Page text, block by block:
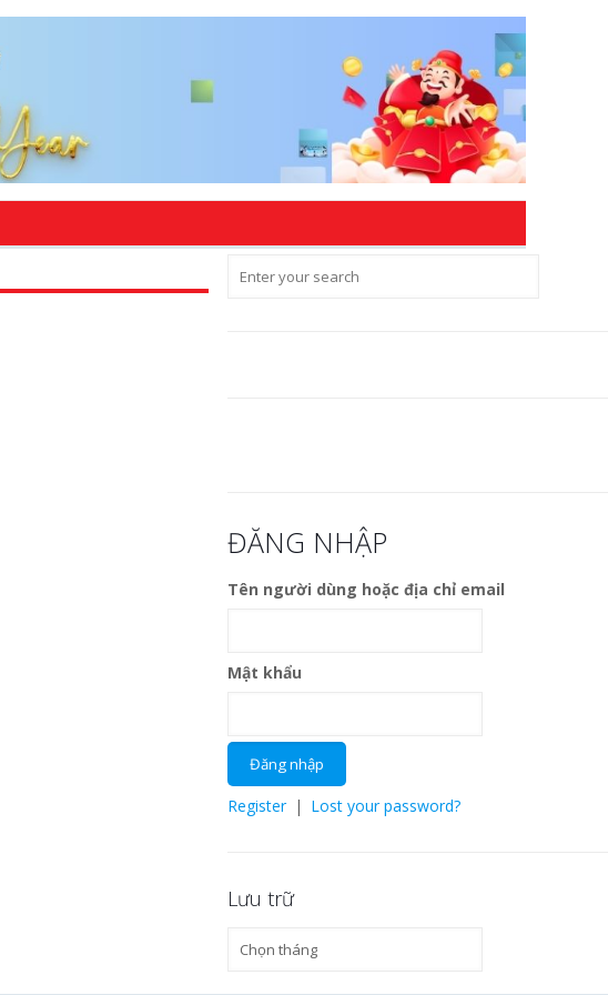
ĐĂNG NHẬP
Tên người dùng hoặc địa chỉ email
Mật khẩu
Register | Lost your password?
Lưu trữ
Lưu